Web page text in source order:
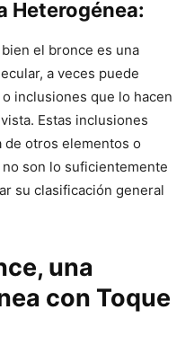
Heterogénea:
el bronce es una
a veces puede
inclusiones que lo hacen
Estas inclusiones
de otros elementos o
son lo suficientemente
su clasificación general
una
con Toque